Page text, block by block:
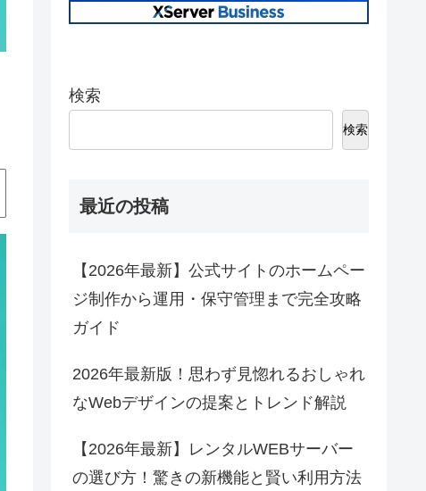
検索
検索
最近の投稿
【2026年最新】公式サイトのホームペー
ジ制作から運用・保守管理まで完全攻略
ガイド
2026年最新版！思わず見惚れるおしゃれ
なWebデザインの提案とトレンド解説
【2026年最新】レンタルWEBサーバー
の選び方！驚きの新機能と賢い利用方法